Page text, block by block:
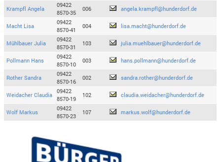
Krampfl Angela
09422
8570-35
006 angela.krampfl@hunderdorf.de
Macht Lisa
09422
8570-41
004 lisa.macht@hunderdorf.de
Mühlbauer Julia
09422
8570-31
103 julia.muehlbauer@hunderdorf.de
Pollmann Hans
09422
8570-10
003 hans.pollmann@hunderdorf.de
Rother Sandra
09422
8570-16
002 sandra.rother@hunderdorf.de
Weidacher Claudia
09422
8570-19
102 claudia.weidacher@hunderdorf.de
Wolf Markus
09422
8570-23
107 markus.wolf@hunderdorf.de